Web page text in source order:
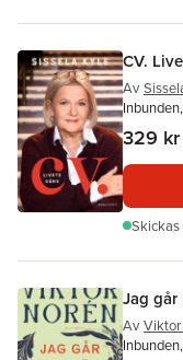
CV.
Av
329 kr
Skickas
Jag
Av